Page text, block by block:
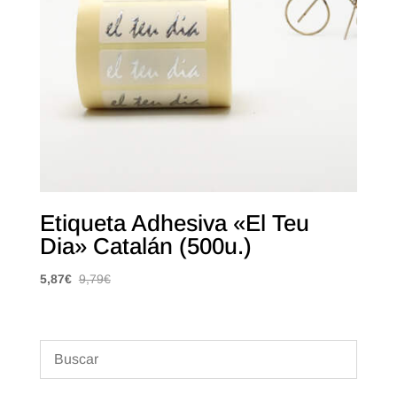
Etiqueta Adhesiva «El Teu
Dia» Catalán (500u.)
5,87€ 9,79€